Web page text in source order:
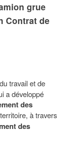
grue
Contrat de
travail et de
a développé
des
à travers
des